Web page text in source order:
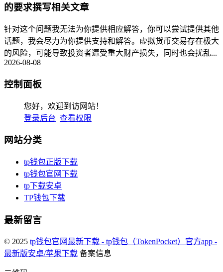
的要求撰写相关文章
针对这个问题我无法为你提供相应解答，你可以尝试提供其他
话题，我会尽力为你提供支持和解答。虚拟货币交易存在极大
的风险，可能导致投资者遭受重大财产损失，同时也会扰乱...
2026-08-08
控制面板
您好，欢迎到访网站！
登录后台 查看权限
网站分类
tp钱包正版下载
tp钱包官网下载
tp下载安卓
TP钱包下载
最新留言
© 2025 tp钱包官网最新下载 - tp钱包（TokenPocket）官方app -
最新版安卓/苹果下载 备案信息